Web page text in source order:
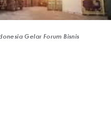
Gelar Forum Bisnis